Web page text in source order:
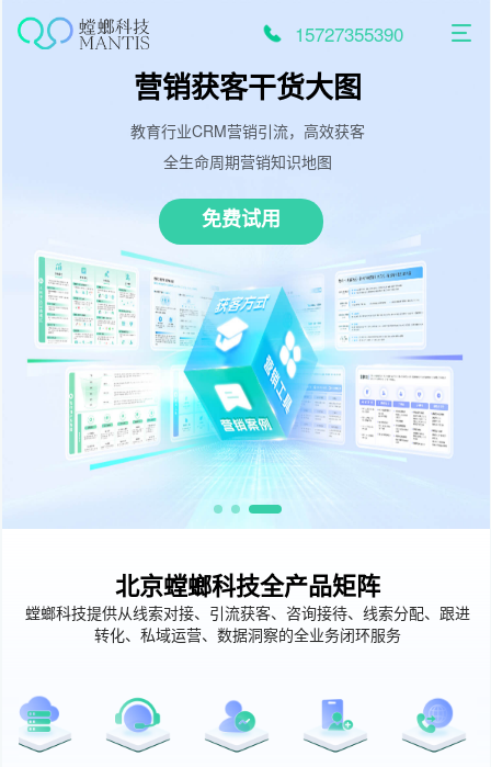
15727355390
营销获客干货大图
教育行业CRM营销引流，高效获客
全生命周期营销知识地图
免费试用
北京螳螂科技全产品矩阵
螳螂科技提供从线索对接、引流获客、咨询接待、线索分配、跟进
转化、私域运营、数据洞察的全业务闭环服务